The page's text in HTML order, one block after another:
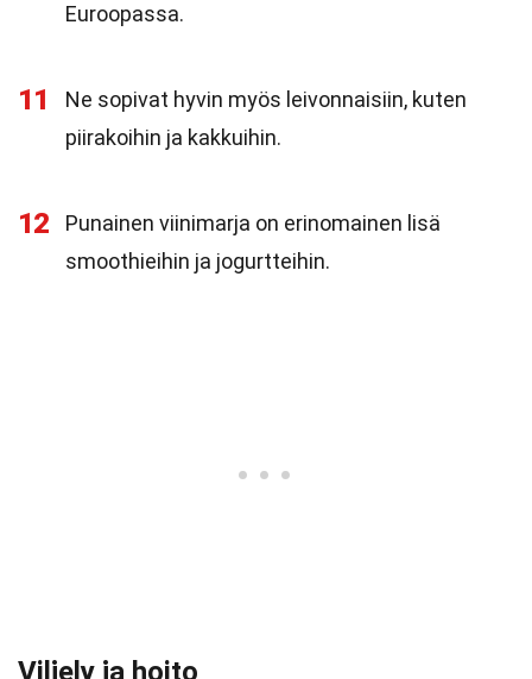
Euroopassa.
11
Ne sopivat hyvin myös leivonnaisiin, kuten
piirakoihin ja kakkuihin.
12
Punainen viinimarja on erinomainen lisä
smoothieihin ja jogurtteihin.
Viljely ja hoito